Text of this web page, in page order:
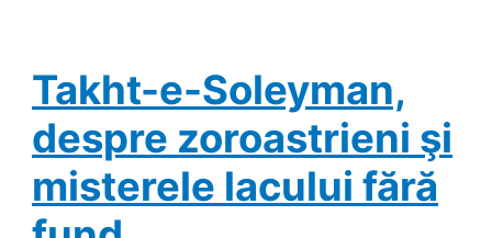
Takht-e-Soleyman,
despre zoroastrieni şi
misterele lacului fără